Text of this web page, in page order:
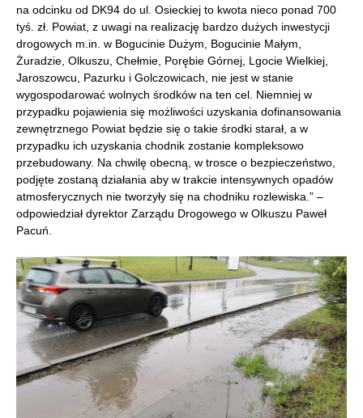
na odcinku od DK94 do ul. Osieckiej to kwota nieco ponad 700
tyś. zł. Powiat, z uwagi na realizację bardzo dużych inwestycji
drogowych m.in. w Bogucinie Dużym, Bogucinie Małym,
Żuradzie, Olkuszu, Chełmie, Porębie Górnej, Lgocie Wielkiej,
Jaroszowcu, Pazurku i Golczowicach, nie jest w stanie
wygospodarować wolnych środków na ten cel. Niemniej w
przypadku pojawienia się możliwości uzyskania dofinansowania
zewnętrznego Powiat będzie się o takie środki starał, a w
przypadku ich uzyskania chodnik zostanie kompleksowo
przebudowany. Na chwilę obecną, w trosce o bezpieczeństwo,
podjęte zostaną działania aby w trakcie intensywnych opadów
atmosferycznych nie tworzyły się na chodniku rozlewiska.” –
odpowiedział dyrektor Zarządu Drogowego w Olkuszu Paweł
Pacuń.